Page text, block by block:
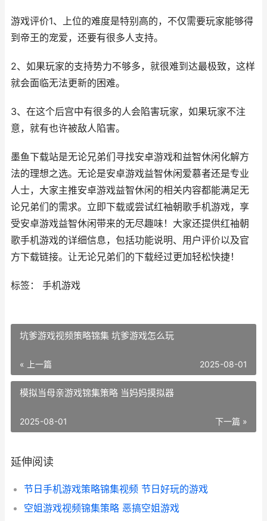
游戏评价1、上位的难度是特别高的，不仅需要玩家能够得
到帝王的宠爱，还要有很多人支持。
2、如果玩家的支持势力不够多，就很难到达最极致，这样
就会面临无法更新的困难。
3、在这个后宫中有很多的人会陷害玩家，如果玩家不注
意，就有也许被敌人陷害。
墨鱼下载站是无论兄弟们寻找安卓游戏和益智休闲化解方
法的理想之选。无论是安卓游戏益智休闲爱慕者还是专业
人士，大家主推安卓游戏益智休闲的相关内容都能满足无
论兄弟们的需求。立即下载或尝试红袖朝歌手机游戏，享
受安卓游戏益智休闲带来的无尽趣味！大家还提供红袖朝
歌手机游戏的详细信息，包括功能说明、用户评价以及官
方下载链接。让无论兄弟们的下载经过更加轻松快捷！
标签： 手机游戏
坑爹游戏视频策略锦集 坑爹游戏怎么玩
« 上一篇 2025-08-01
模拟当母亲游戏锦集策略 当妈妈摸拟器
下一篇 »
2025-08-01
延伸阅读
节日手机游戏策略锦集视频 节日好玩的游戏
空姐游戏视频锦集策略 恶搞空姐游戏